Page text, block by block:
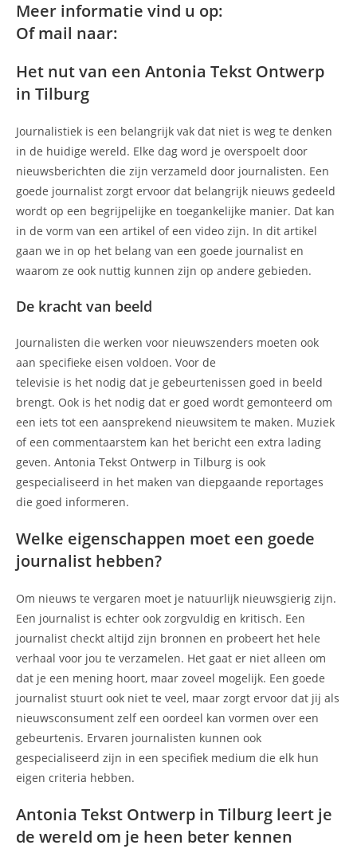
Meer informatie vind u op:
Of mail naar:
Het nut van een Antonia Tekst Ontwerp
in Tilburg
Journalistiek is een belangrijk vak dat niet is weg te denken
in de huidige wereld. Elke dag word je overspoelt door
nieuwsberichten die zijn verzameld door journalisten. Een
goede journalist zorgt ervoor dat belangrijk nieuws gedeeld
wordt op een begrijpelijke en toegankelijke manier. Dat kan
in de vorm van een artikel of een video zijn. In dit artikel
gaan we in op het belang van een goede journalist en
waarom ze ook nuttig kunnen zijn op andere gebieden.
De kracht van beeld
Journalisten die werken voor nieuwszenders moeten ook
aan specifieke eisen voldoen. Voor de
televisie is het nodig dat je gebeurtenissen goed in beeld
brengt. Ook is het nodig dat er goed wordt gemonteerd om
een iets tot een aansprekend nieuwsitem te maken. Muziek
of een commentaarstem kan het bericht een extra lading
geven. Antonia Tekst Ontwerp in Tilburg is ook
gespecialiseerd in het maken van diepgaande reportages
die goed informeren.
Welke eigenschappen moet een goede
journalist hebben?
Om nieuws te vergaren moet je natuurlijk nieuwsgierig zijn.
Een journalist is echter ook zorgvuldig en kritisch. Een
journalist checkt altijd zijn bronnen en probeert het hele
verhaal voor jou te verzamelen. Het gaat er niet alleen om
dat je een mening hoort, maar zoveel mogelijk. Een goede
journalist stuurt ook niet te veel, maar zorgt ervoor dat jij als
nieuwsconsument zelf een oordeel kan vormen over een
gebeurtenis. Ervaren journalisten kunnen ook
gespecialiseerd zijn in een specifiek medium die elk hun
eigen criteria hebben.
Antonia Tekst Ontwerp in Tilburg leert je
de wereld om je heen beter kennen